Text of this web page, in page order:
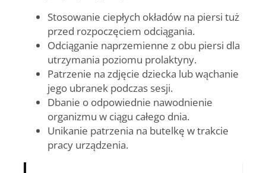
Stosowanie ciepłych okładów na piersi tuż
przed rozpoczęciem odciągania.
Odciąganie naprzemienne z obu piersi dla
utrzymania poziomu prolaktyny.
Patrzenie na zdjęcie dziecka lub wąchanie
jego ubranek podczas sesji.
Dbanie o odpowiednie nawodnienie
organizmu w ciągu całego dnia.
Unikanie patrzenia na butelkę w trakcie
pracy urządzenia.